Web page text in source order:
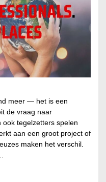
meer — het is een
de vraag naar
ook tegelzetters spelen
aan een groot project of
maken het verschil.